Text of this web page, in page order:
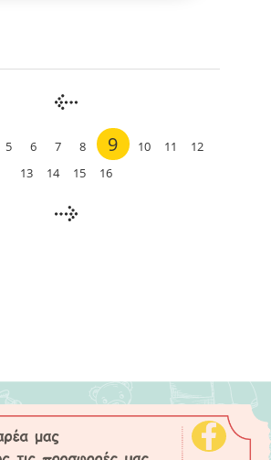
5 6 7 8 9 10 11
12
13
14 15 16